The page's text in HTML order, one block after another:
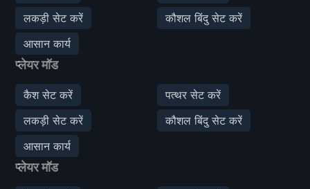
लकड़ी सेट करें
कौशल बिंदु सेट करें
आसान कार्य
प्लेयर मॉड
कैश सेट करें
पत्थर सेट करें
लकड़ी सेट करें
कौशल बिंदु सेट करें
आसान कार्य
प्लेयर मॉड